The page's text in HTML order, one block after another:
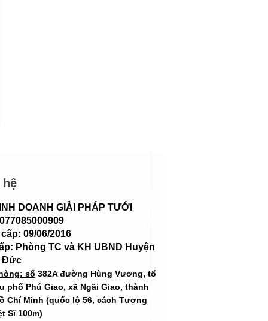
hệ
DOANH GIẢI PHÁP TƯỚI
09/06/2016
Phòng TC và KH UBND Huyện
Đức
số 382A đường Hùng Vương, tổ
phố Phú Giao, xã Ngãi Giao, thành
Chí Minh (quốc lộ 56, cách Tượng
Sĩ 100m)